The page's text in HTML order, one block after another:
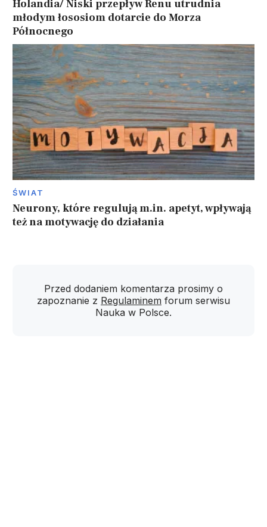
Holandia/ Niski przepływ Renu utrudnia
młodym łososiom dotarcie do Morza
Północnego
ŚWIAT
Neurony, które regulują m.in. apetyt, wpływają
też na motywację do działania
Przed dodaniem komentarza prosimy o
zapoznanie z Regulaminem forum serwisu
Nauka w Polsce.